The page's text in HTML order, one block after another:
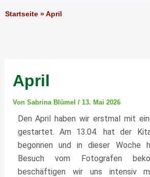
Startseite » April
April
Von Sabrina Blümel / 13. Mai 2026
Den April haben wir erstmal mit
gestartet. Am 13.04. hat der
begonnen und in dieser Woche
Besuch vom Fotografen
beschäftigen wir uns intensiv